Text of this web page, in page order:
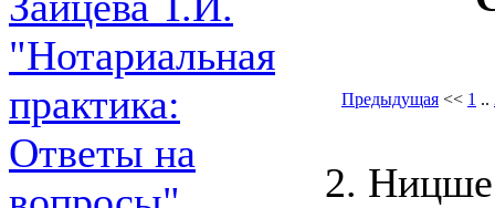
"Нотариальная
практика:
Ответы на
Предыдущая << 1 ..
2. Ницше